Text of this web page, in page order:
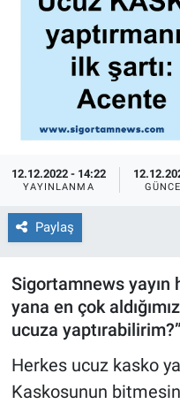
12.12.2022 - 14:22
YAYINLANMA
Paylaş
Sigortamnews yayın
yana en çok
ucuza
Herkes ucuz kasko
Kaskosunun